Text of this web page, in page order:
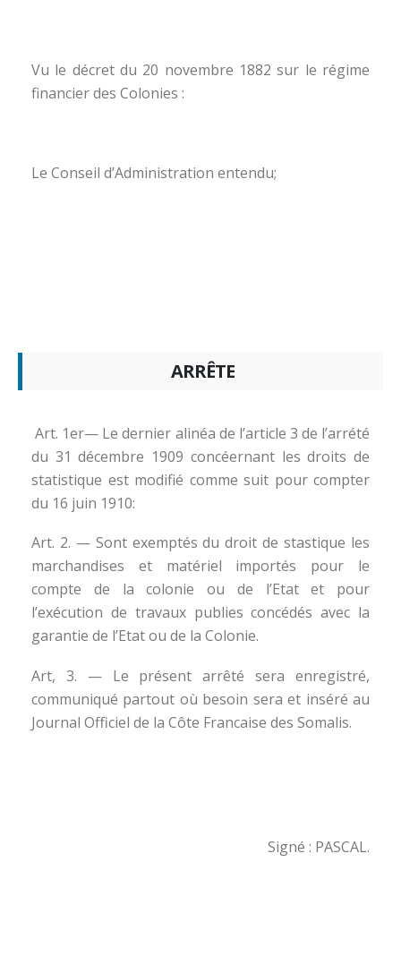
Vu le décret du 20 novembre 1882 sur le régime
financier des Colonies :
Le Conseil d’Administration entendu;
ARRÊTE
Art. 1er— Le dernier alinéa de l’article 3 de l’arrété
du 31 décembre 1909 concéernant les droits de
statistique est modifié comme suit pour compter
du 16 juin 1910:
Art. 2. — Sont exemptés du droit de stastique les
marchandises et matériel importés pour le
compte de la colonie ou de l’Etat et pour
l’exécution de travaux publies concédés avec la
garantie de l’Etat ou de la Colonie.
Art, 3. — Le présent arrêté sera enregistré,
communiqué partout où besoin sera et inséré au
Journal Officiel de la Côte Francaise des Somalis.
Signé : PASCAL.